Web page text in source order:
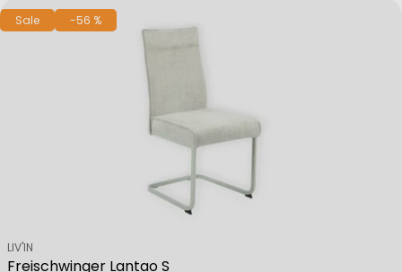
Sale -56 %
Freischwinger Lantao S
Verkäufer:
LIV'IN